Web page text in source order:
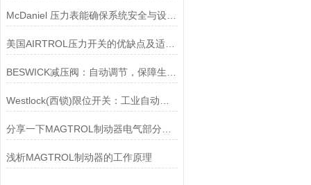
McDaniel 压力表能确保系统安全与设备寿命延长
美国AIRTROL压力开关的优缺点及适用范围讲解
浅析MAGTROL制动器的工作原理